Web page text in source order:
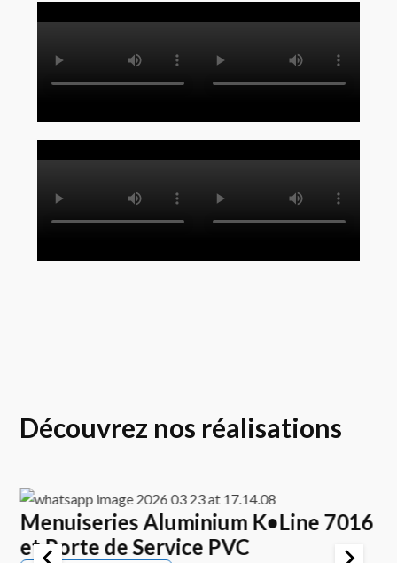
Découvrez nos réalisations
Menuiseries Aluminium K•Line 7016
et Porte de Service PVC